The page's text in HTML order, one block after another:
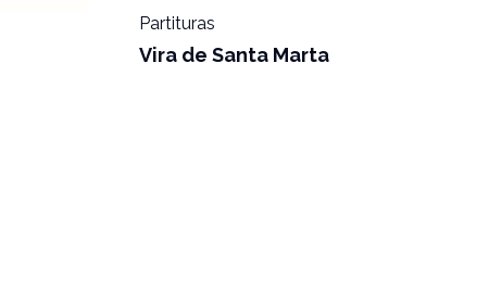
Partituras
Vira de Santa Marta